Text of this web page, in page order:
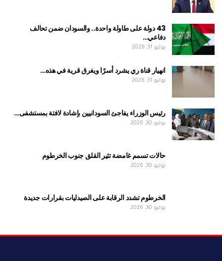
43 دولة على طاولة واحدة.. والسودان ضمن تحالف
دفاعي…
يوليو 31, 2026
انهيار قناة ري يشرد أسرًا ويغرق قرية في هذه…
يوليو 31, 2026
رئيس الوزراء يفاجئ السودانيين بإشادة لافتة بمستشفى…
يوليو 30, 2026
حالات تسمم غامضة تثير القلق جنوب الخرطوم
يوليو 30, 2026
الخرطوم تشدد الرقابة على الصيدليات بقرارات جديدة
يوليو 30, 2026